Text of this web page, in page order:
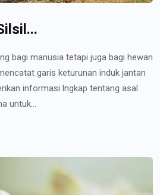
bagi manusia tetapi juga bagi hewan
garis keturunan induk jantan
informasi lngkap tentang asal
untuk...